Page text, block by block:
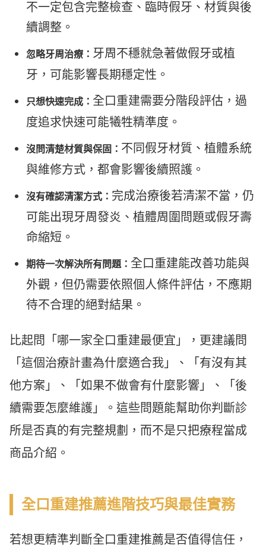
不一定包含完整檢查、臨時假牙、材質與後
續調整。
忽略牙周治療： 牙周不穩就急著做假牙或植
牙，可能影響長期穩定性。
只想快速完成： 全口重建需要分階段評估，過
度追求快速可能犧牲精準度。
沒問清楚材質與保固： 不同假牙材質、植體系統
與維修方式，都會影響後續照護。
沒有確認清潔方式： 完成治療後若清潔不當，仍
可能出現牙周發炎、植體周圍問題或假牙壽
命縮短。
期待一次解決所有問題： 全口重建能改善功能與
外觀，但仍需要依照個人條件評估，不應期
待不合理的絕對結果。
比起問「哪一家全口重建最便宜」，更建議問
「這個治療計畫為什麼適合我」、「有沒有其
他方案」、「如果不做會有什麼影響」、「後
續需要怎麼維護」。這些問題能幫助你判斷診
所是否真的有完整規劃，而不是只把療程當成
商品介紹。
全口重建推薦進階技巧與最佳實務
若想更精準判斷全口重建推薦是否值得信任，